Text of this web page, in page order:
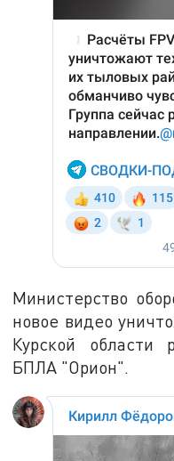
Министерство
новое видео
Курской области
БПЛА "Орион".